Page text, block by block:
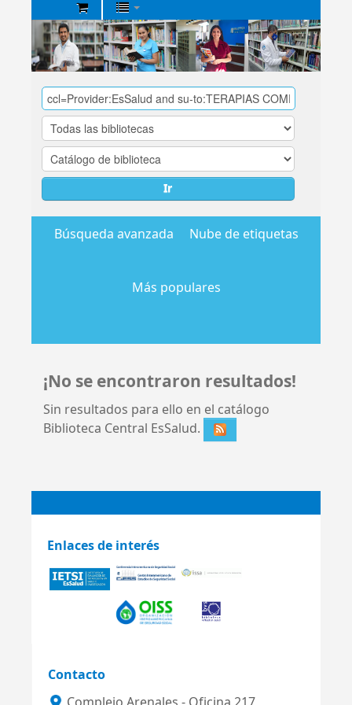
Biblioteca
Central
EsSalud
Ir
Búsqueda avanzada Nube de etiquetas
Más populares
¡No se encontraron resultados!
Sin resultados para ello en el catálogo
Biblioteca Central EsSalud.
Enlaces de interés
Contacto